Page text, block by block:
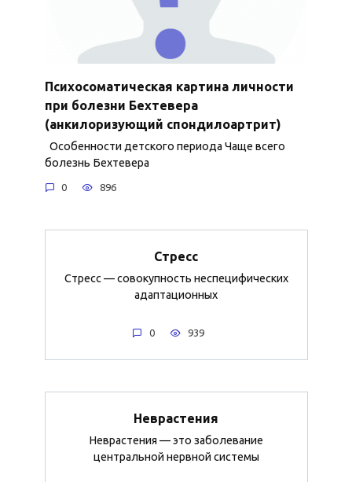
Психосоматическая картина личности
при болезни Бехтевера
(анкилоризующий спондилоартрит)
Особенности детского периода Чаще всего
болезнь Бехтевера
0 896
Стресс
Стресс — совокупность неспецифических
адаптационных
0 939
Неврастения
Неврастения — это заболевание
центральной нервной системы